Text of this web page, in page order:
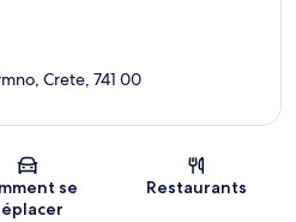
Carte
Crete, 741 00
se
Restaurants